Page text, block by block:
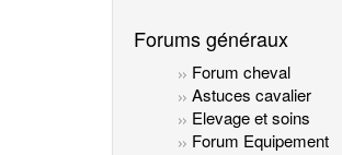
Forums généraux
Forum cheval
Astuces cavalier
Elevage et soins
Forum Equipement